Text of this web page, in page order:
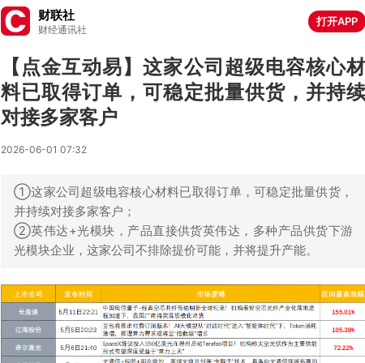
财联社
财经通讯社
打开APP
【点金互动易】这家公司超级电容核心材
料已取得订单，可稳定批量供货，并持续
对接多家客户
2026-06-01 07:32
①这家公司超级电容核心材料已取得订单，可稳定批量供货，
并持续对接多家客户；
②英伟达+光模块，产品直接供货英伟达，多种产品供货下游
光模块企业，这家公司不排除提价可能，并将提升产能。